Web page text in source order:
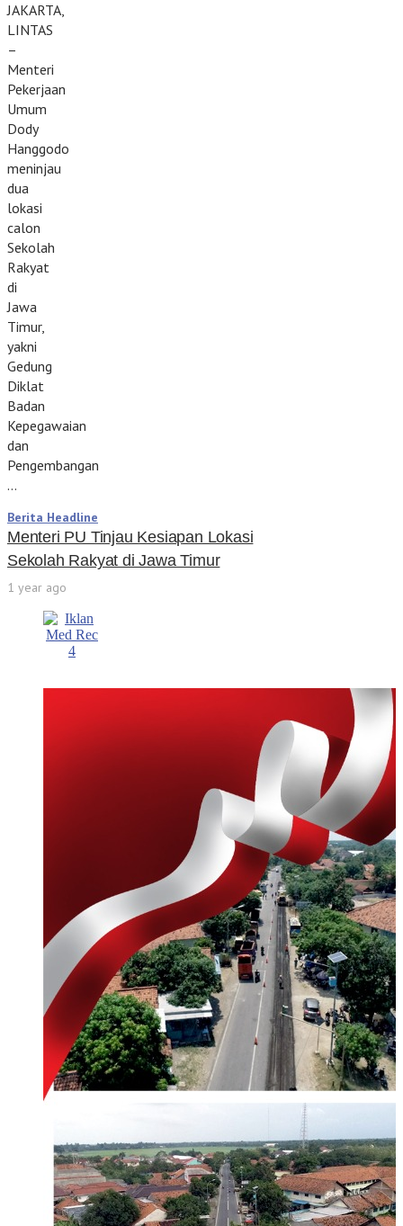
JAKARTA,
LINTAS
–
Menteri
Pekerjaan
Umum
Dody
Hanggodo
meninjau
dua
lokasi
calon
Sekolah
Rakyat
di
Jawa
Timur,
yakni
Gedung
Diklat
Badan
Kepegawaian
dan
Pengembangan
…
Berita Headline
Menteri PU Tinjau Kesiapan Lokasi
Sekolah Rakyat di Jawa Timur
1 year ago